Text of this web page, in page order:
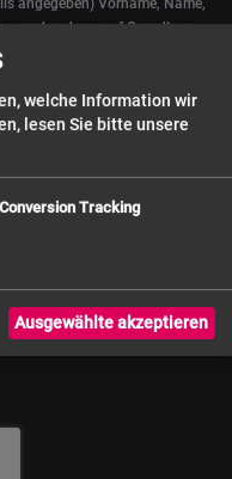
angegeben) Vorname, Name,
werden dann auf Grundlage
verarbeitet.
welche Information wir
lesen Sie bitte unsere
Tracking
Ausgewählte akzeptieren